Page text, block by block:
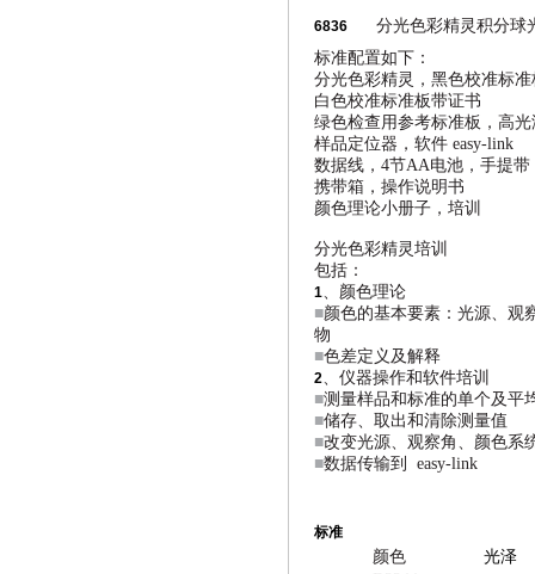
6836
分光色彩精灵积分球
标准配置如下：
分光色彩精灵，黑色校准标准
白色校准标准板带证书
绿色检查用参考标准板，高
样品定位器，软件 easy-link
数据线，4节AA电池，手提
携带箱，操作说明书
颜色理论小册子，培训
分光色彩精灵培训
包括：
1、颜色理论
■颜色的基本要素：光源、观
物
■色差定义及解释
2、仪器操作和软件培训
■测量样品和标准的单个及平
■储存、取出和清除测量值
■改变光源、观察角、颜色系
■数据传输到 easy-link
标准
颜色 光泽